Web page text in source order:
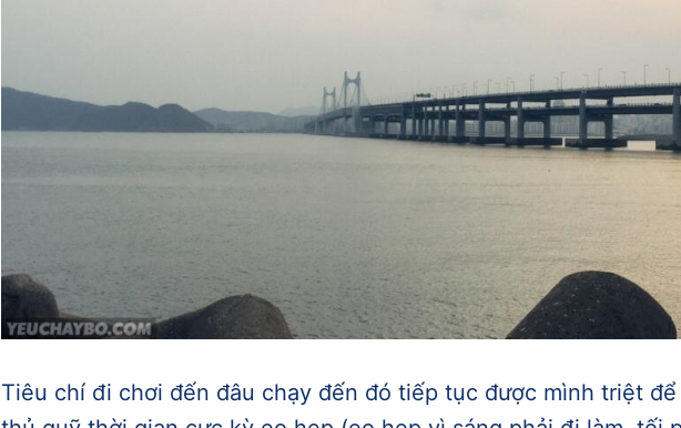
Tiêu chí đi chơi đến đâu chạy đến đó tiếp tục được mình triệt để